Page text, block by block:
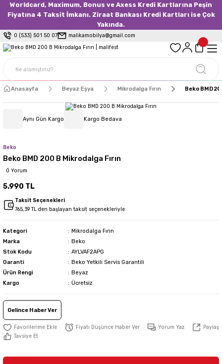
Worldcard, Maximum, Bonus ve Axess Kredi Kartlarına Peşin
Fiyatına 4 Taksit İmkanı. Ziraat Bankası Kredi Kartları ise Çok
Yakında.
0 (533) 501 50 07 malikamobilya@gmail.com
Anasayfa Beyaz Eşya Mikrodalga Fırın Beko BMD
Aynı Gün Kargo Kargo Bedava
Beko
Beko BMD 200 B Mikrodalga Fırın
0 Yorum
5.990 TL
Taksit Seçenekleri
765,39 TL den başlayan taksit seçenekleriyle
Kategori
Mikrodalga Fırın
Marka
Beko
Stok Kodu
AYLVAF2APG
Garanti
Beko Yetkili Servis Garantili
Ürün Rengi
Beyaz
Kargo
Ücretsiz
Gelince Haber Ver
Fiyatı Düşünce Haber Ver Yorum Yaz
Paylaş
Tavsiye Et